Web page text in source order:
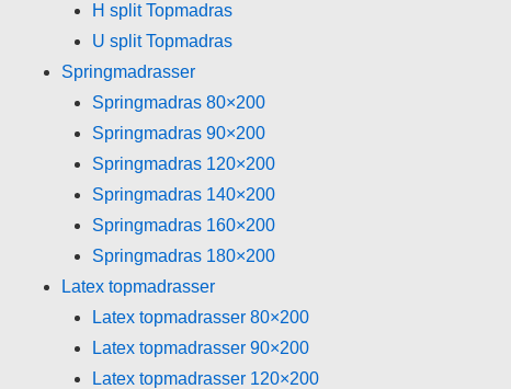
H split Topmadras
U split Topmadras
Springmadrasser
Springmadras 80×200
Springmadras 90×200
Springmadras 120×200
Springmadras 140×200
Springmadras 160×200
Springmadras 180×200
Latex topmadrasser
Latex topmadrasser 80×200
Latex topmadrasser 90×200
Latex topmadrasser 120×200